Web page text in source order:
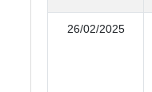
26/02/2025